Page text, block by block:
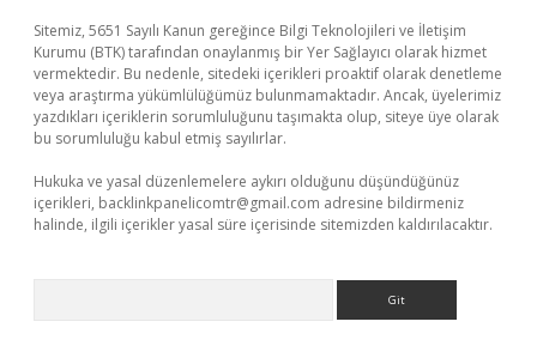
Sitemiz, 5651 Sayılı Kanun gereğince Bilgi Teknolojileri ve İletişim
Kurumu (BTK) tarafından onaylanmış bir Yer Sağlayıcı olarak hizmet
vermektedir. Bu nedenle, sitedeki içerikleri proaktif olarak denetleme
veya araştırma yükümlülüğümüz bulunmamaktadır. Ancak, üyelerimiz
yazdıkları içeriklerin sorumluluğunu taşımakta olup, siteye üye olarak
bu sorumluluğu kabul etmiş sayılırlar.
Hukuka ve yasal düzenlemelere aykırı olduğunu düşündüğünüz
içerikleri, backlinkpanelicomtr@gmail.com adresine bildirmeniz
halinde, ilgili içerikler yasal süre içerisinde sitemizden kaldırılacaktır.